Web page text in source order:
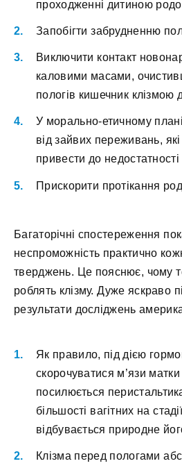
проходженні дитиною
Запобігти забрудненню
Виключити контакт
каловими масами,
пологів кишечник клізмою
У морально-етичному
від зайвих переживань,
привести до недостатності
Прискорити протікання
Багаторічні спостереження
неспроможність практично
тверджень. Це пояснює, чому
роблять клізму. Дуже яскраво
результати досліджень
Як правило, під дією
скорочуватися м’язи
посилюється
більшості вагітних на
відбувається природне
Клізма перед пологами